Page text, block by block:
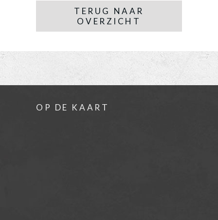
TERUG NAAR
OVERZICHT
OP DE KAART